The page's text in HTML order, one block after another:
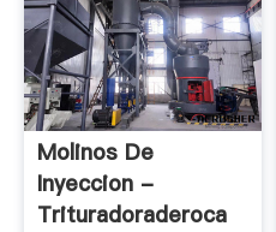
Molinos De
Inyeccion -
Trituradoraderoca